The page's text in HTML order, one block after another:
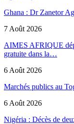
Ghana : Dr Zanetor
7 Août 2026
AIMES AFRIQUE
gratuite dans la…
6 Août 2026
Marchés publics au
6 Août 2026
Nigéria : Décès de